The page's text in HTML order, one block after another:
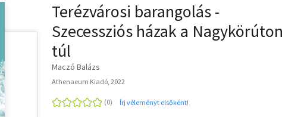
Terézvárosi barangolás -
Szecessziós házak a Nagykörúton
túl
Maczó Balázs
Athenaeum Kiadó, 2022
Írj véleményt elsőként!